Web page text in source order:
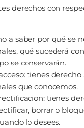
derechos con
a saber por qué se
qué sucederá
se conservarán.
tienes derecho
que conocemos.
tienes
borrar o
lo desees.